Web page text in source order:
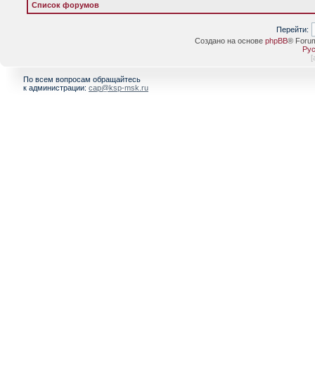
Список форумов
Перейти:
Создано на основе phpBB®
[
По всем вопросам обращайтесь
к администрации: cap@ksp-msk.ru